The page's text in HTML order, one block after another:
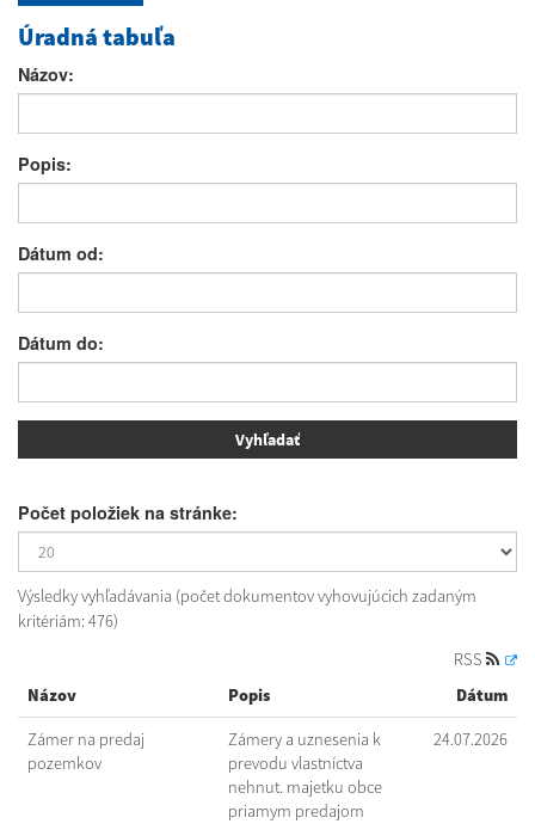
Úradná tabuľa
Názov:
Popis:
Dátum od:
Dátum do:
Počet položiek na stránke:
Výsledky vyhľadávania (počet dokumentov vyhovujúcich zadaným
kritériám: 476)
RSS
Názov
Popis Dátum
Zámer na predaj
pozemkov
Zámery a uznesenia k
prevodu vlastníctva
nehnut. majetku obce
priamym predajom
24.07.2026